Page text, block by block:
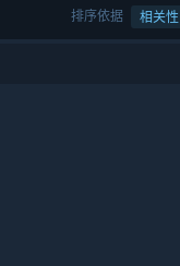
排序依据 相关性